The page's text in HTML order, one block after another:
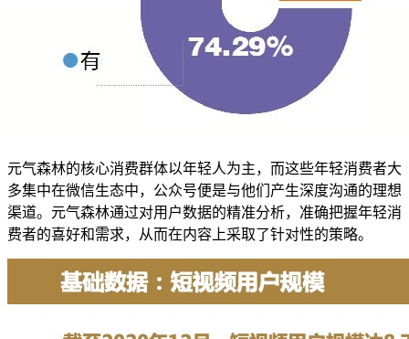
元气森林的核心消费群体以年轻人为主，而这些年轻消费者大
多集中在微信生态中，公众号便是与他们产生深度沟通的理想
渠道。元气森林通过对用户数据的精准分析，准确把握年轻消
费者的喜好和需求，从而在内容上采取了针对性的策略。